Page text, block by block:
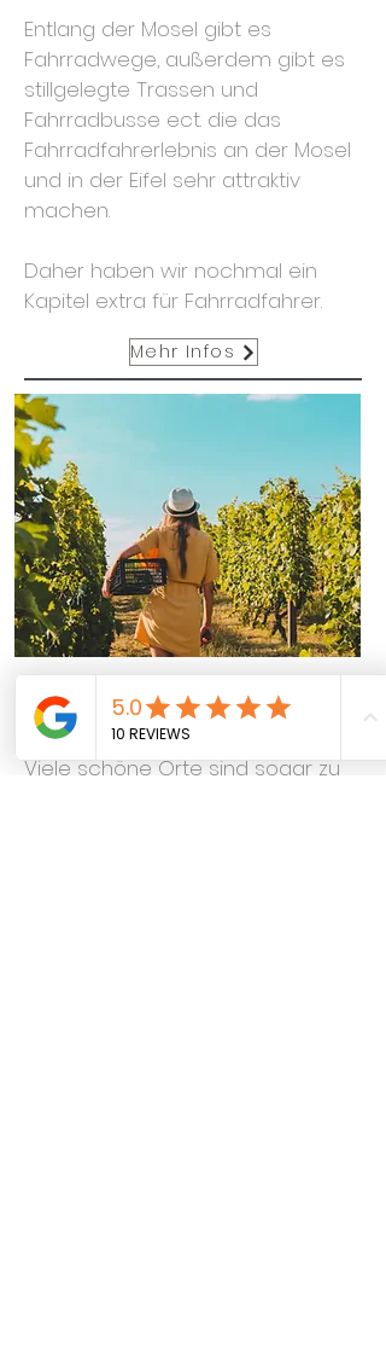
Entlang der Mosel gibt es
Fahrradwege, außerdem gibt es
stillgelegte Trassen und
Fahrradbusse ect. die das
Fahrradfahrerlebnis an der Mosel
und in der Eifel sehr attraktiv
machen.
Daher haben wir nochmal ein
Kapitel extra für Fahrradfahrer.
Mehr Infos
Zufuß
Viele schöne Orte sind sogar zu